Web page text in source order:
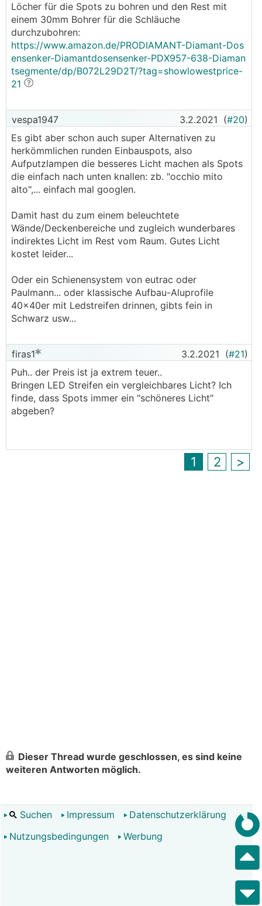
Löcher für die Spots zu bohren und den Rest mit
einem 30mm Bohrer für die Schläuche
durchzubohren:
https://www.amazon.de/PRODIAMANT-Diamant-Dos
ensenker-Diamantdosensenker-PDX957-638-Diaman
tsegmente/dp/B072L29D2T/?tag=showlowestprice-
21
vespa1947 3.2.2021 (#20)
Es gibt aber schon auch super Alternativen zu
herkömmlichen runden Einbauspots, also
Aufputzlampen die besseres Licht machen als Spots
die einfach nach unten knallen: zb. "occhio mito
alto",... einfach mal googlen.
Damit hast du zum einem beleuchtete
Wände/Deckenbereiche und zugleich wunderbares
indirektes Licht im Rest vom Raum. Gutes Licht
kostet leider...
Oder ein Schienensystem von eutrac oder
Paulmann... oder klassische Aufbau-Aluprofile
40x40er mit Ledstreifen drinnen, gibts fein in
Schwarz usw...
firas1 3.2.2021 (#21)
Puh.. der Preis ist ja extrem teuer..
Bringen LED Streifen ein vergleichbares Licht? Ich
finde, dass Spots immer ein "schöneres Licht"
abgeben?
1 2 >
Dieser Thread wurde geschlossen, es sind keine
weiteren Antworten möglich.
Suchen Impressum
Datenschutzerklärung
Nutzungsbedingungen
Werbung